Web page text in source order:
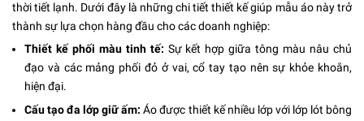
thời tiết lạnh. Dưới đây là những chi tiết thiết kế giúp mẫu áo này trở
thành sự lựa chọn hàng đầu cho các doanh nghiệp:
Thiết kế phối màu tinh tế: Sự kết hợp giữa tông màu nâu chủ
đạo và các mảng phối đỏ ở vai, cổ tay tạo nên sự khỏe khoắn,
hiện đại.
Cấu tạo đa lớp giữ ấm: Áo được thiết kế nhiều lớp với lớp lót bông